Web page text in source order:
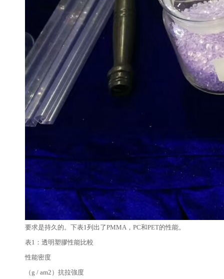
要求是持久的。下表1列出了PMMA，PC和PET的性能。
表1：透明塑膠性能比較
性能密度
（g / am2）抗拉強度